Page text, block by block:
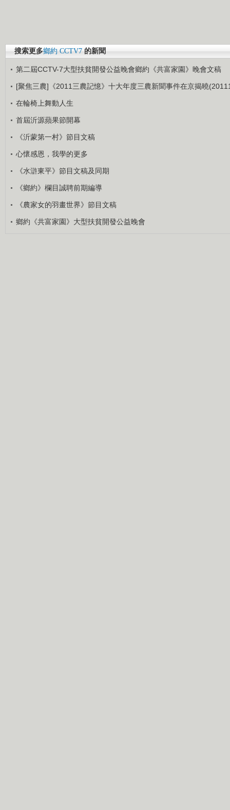
搜索更多鄉約 CCTV7 的新聞
第二屆CCTV-7大型扶貧開發公益晚會鄉約《共富家園》晚會文稿
[聚焦三農]《2011三農記憶》十大年度三農新聞事件在京揭曉
在輪椅上舞動人生
首屆沂源蘋果節開幕
《沂蒙第一村》節目文稿
心懷感恩，我學的更多
《水滸東平》節目文稿及同期
《鄉約》欄目誠聘前期編導
《農家女的羽畫世界》節目文稿
鄉約《共富家園》大型扶貧開發公益晚會